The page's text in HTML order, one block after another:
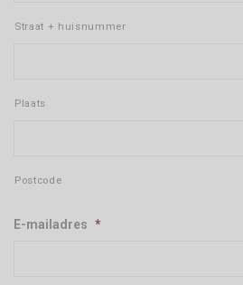
Straat + huisnummer
Plaats
Postcode
E-mailadres *